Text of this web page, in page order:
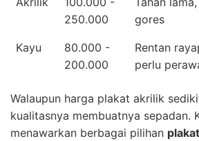
250.000
gores
Kayu
80.000 -
200.000
Rentan
perlu
Walaupun harga plakat akrilik
kualitasnya membuatnya sepadan.
menawarkan berbagai pilihan